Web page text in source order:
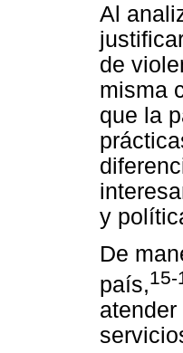
Al
de
misma
que la
y
De
país,15-